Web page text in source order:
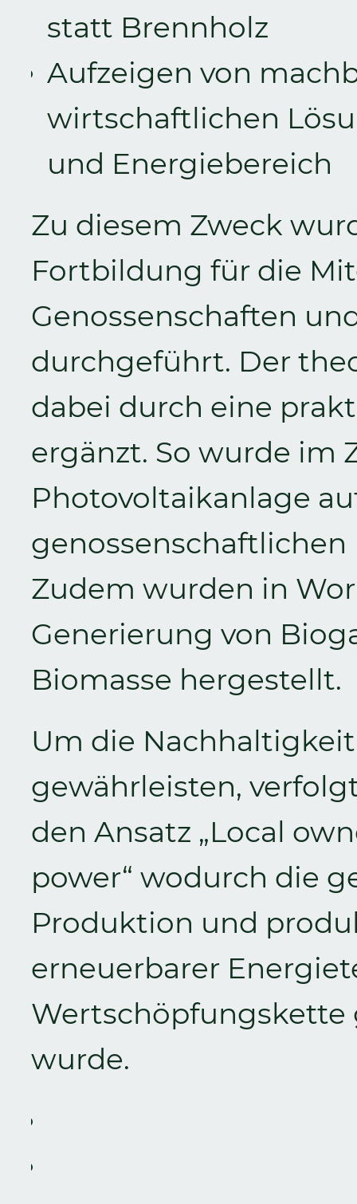
statt Brennholz
Aufzeigen von
wirtschaftlichen
und Energiebereich
Zu diesem Zweck
Fortbildung für die
Genossenschaften
durchgeführt. Der
dabei durch eine
ergänzt. So wurde im
Photovoltaikanlage
Zudem wurden in
Generierung von
Biomasse hergestellt.
Um die
gewährleisten,
den Ansatz „Local
power“ wodurch die
Produktion und
erneuerbarer
Wertschöpfungskette
wurde.